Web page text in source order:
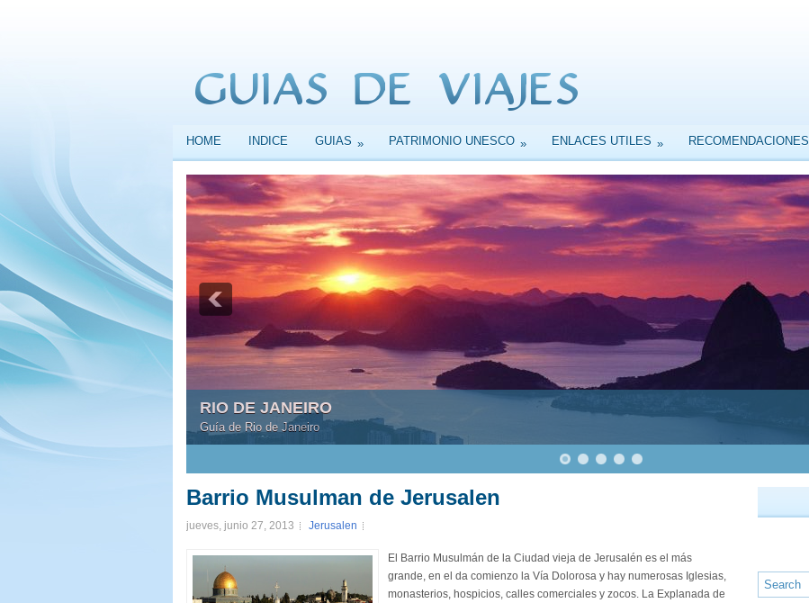
HOME INDICE GUIAS » PATRIMONIO UNESCO » ENLACES UTILES » RECOMENDACIONES
RIO DE JANEIRO
Guía de Rio de Janeiro
Barrio Musulman de Jerusalen
jueves, junio 27, 2013 Jerusalen
El Barrio Musulmán de la Ciudad vieja de Jerusalén es el más
grande, en el da comienzo la Vía Dolorosa y hay numerosas Iglesias,
monasterios, hospicios, calles comerciales y zocos. La Explanada de